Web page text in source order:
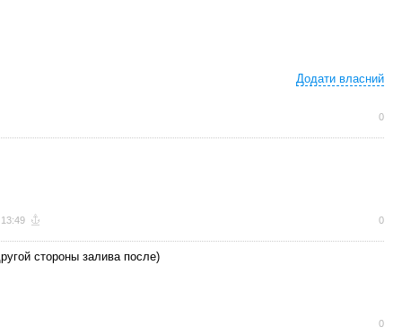
Додати власний
0
0
стороны залива после)
0